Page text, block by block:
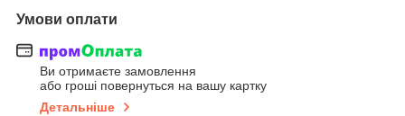
Умови оплати
Ви отримаєте замовлення
або гроші повернуться на вашу картку
Детальніше